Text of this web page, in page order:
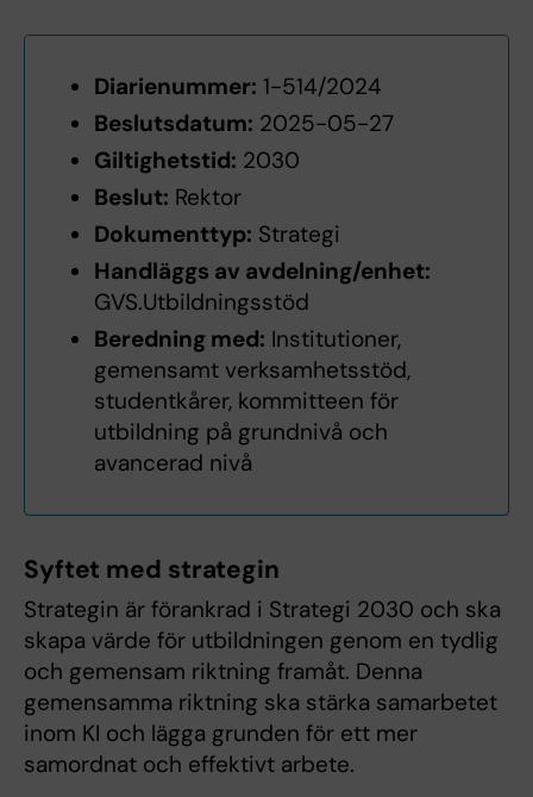
Diarienummer: 1-514/2024
Beslutsdatum: 2025-05-27
Giltighetstid: 2030
Beslut: Rektor
Dokumenttyp: Strategi
Handläggs av avdelning/enhet:
GVS.Utbildningsstöd
Beredning med: Institutioner,
gemensamt verksamhetsstöd,
studentkårer, kommitteen för
utbildning på grundnivå och
avancerad nivå
Syftet med strategin
Strategin är förankrad i Strategi 2030 och ska
skapa värde för utbildningen genom en tydlig
och gemensam riktning framåt. Denna
gemensamma riktning ska stärka samarbetet
inom KI och lägga grunden för ett mer
samordnat och effektivt arbete.